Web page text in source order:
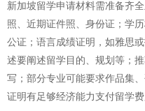
新加坡留学申请材料需准备齐
照、近期证件照、身份证；学
公证；语言成绩证明，如雅思
述要阐述留学目的、规划等；
写；部分专业可能要求作品集
证明有足够经济能力支付留学费